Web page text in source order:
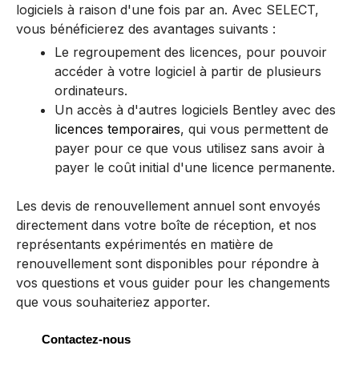
logiciels à raison d'une fois par an. Avec SELECT,
vous bénéficierez des avantages suivants :
Le regroupement des licences, pour pouvoir
accéder à votre logiciel à partir de plusieurs
ordinateurs.
Un accès à d'autres logiciels Bentley avec des
licences temporaires, qui vous permettent de
payer pour ce que vous utilisez sans avoir à
payer le coût initial d'une licence permanente.
Les devis de renouvellement annuel sont envoyés
directement dans votre boîte de réception, et nos
représentants expérimentés en matière de
renouvellement sont disponibles pour répondre à
vos questions et vous guider pour les changements
que vous souhaiteriez apporter.
Contactez-nous